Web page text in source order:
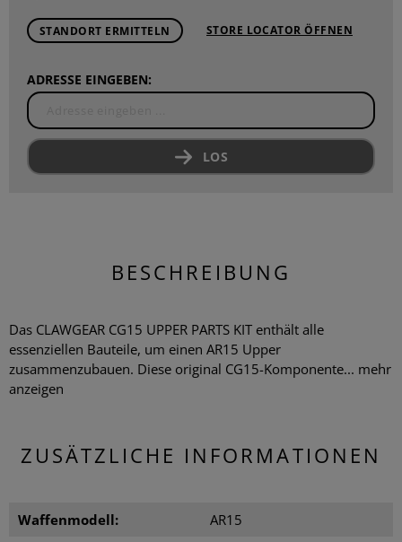
STANDORT ERMITTELN STORE LOCATOR ÖFFNEN
ADRESSE EINGEBEN:
LOS
BESCHREIBUNG
Das CLAWGEAR CG15 UPPER PARTS KIT enthält alle
essenziellen Bauteile, um einen AR15 Upper
zusammenzubauen. Diese original CG15-Komponente... mehr
anzeigen
ZUSÄTZLICHE INFORMATIONEN
Waffenmodell: AR15